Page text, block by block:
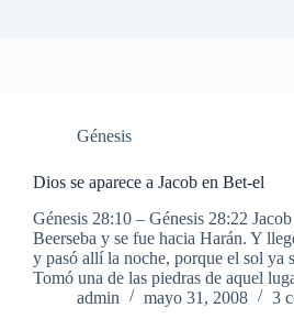
Génesis
Dios se aparece a Jacob en Bet-el
Génesis 28:10 – Génesis 28:22
Beerseba y se fue hacia Harán. Y
y pasó allí la noche, porque el sol ya
Tomó una de las piedras de aquel
admin
mayo 31, 2008 3